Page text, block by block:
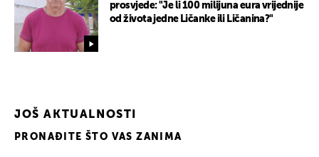
prosvjede: "Je li 100 milijuna eura vrijednije
od života jedne Ličanke ili Ličanina?"
JOŠ AKTUALNOSTI
PRONAĐITE ŠTO VAS ZANIMA